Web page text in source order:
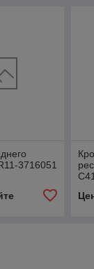
3716051